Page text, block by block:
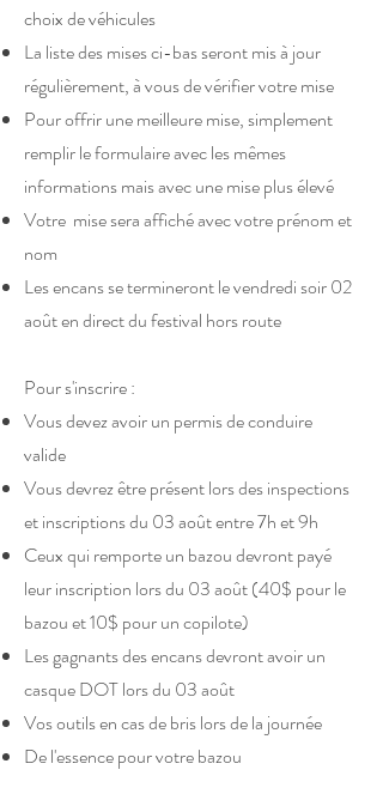
choix de véhicules
La liste des mises ci-bas seront mis à jour
régulièrement, à vous de vérifier votre mise
Pour offrir une meilleure mise, simplement
remplir le formulaire avec les mêmes
informations mais avec une mise plus élevé
Votre mise sera affiché avec votre prénom et
nom
Les encans se termineront le vendredi soir 02
août en direct du festival hors route
Pour s'inscrire :
​Vous devez avoir un permis de conduire
valide
Vous devrez être présent lors des inspections
et inscriptions du 03 août entre 7h et 9h
Ceux qui remporte un bazou devront payé
leur inscription lors du 03 août (40$ pour le
bazou et 10$ pour un copilote)
Les gagnants des encans devront avoir un
casque DOT lors du 03 août
Vos outils en cas de bris lors de la journée
De l'essence pour votre bazou